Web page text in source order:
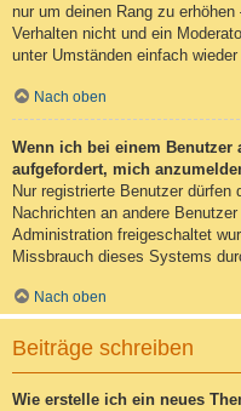
nur um deinen Rang zu
Verhalten nicht und ein
unter Umständen einfach
Nach oben
Wenn ich bei einem
aufgefordert, mich
Nur registrierte Benutzer dürfen
Nachrichten an andere
Administration freigeschaltet
Missbrauch dieses Systems
Nach oben
Beiträge schreiben
Wie erstelle ich ein neues